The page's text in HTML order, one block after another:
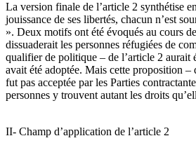
La version finale de l’article 2 synthétise
jouissance de ses libertés, chacun n’est
». Deux motifs ont été évoqués au cours
dissuaderait les personnes réfugiées de
qualifier de politique – de l’article 2 aurait
avait été adoptée. Mais cette proposition –
fut pas acceptée par les Parties
personnes y trouvent autant les droits
II- Champ d’application de l’article 2